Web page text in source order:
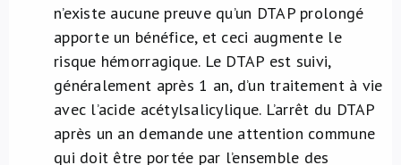
n’existe aucune preuve qu’un DTAP prolongé
apporte un bénéfice, et ceci augmente le
risque hémorragique. Le DTAP est suivi,
généralement après 1 an, d’un traitement à vie
avec l’acide acétylsalicylique. L’arrêt du DTAP
après un an demande une attention commune
qui doit être portée par l’ensemble des